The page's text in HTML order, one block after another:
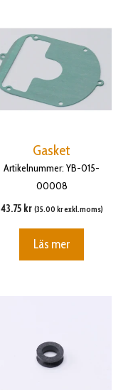
Gasket
Artikelnummer: YB-015-
00008
43.75 kr (35.00 krexkl.moms)
Läs mer